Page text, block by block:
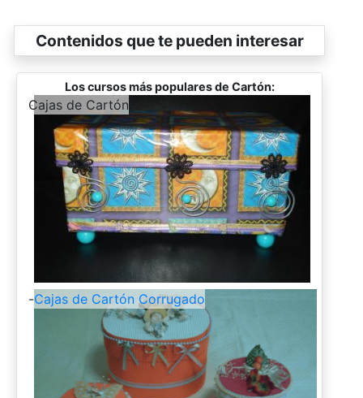
Contenidos que te pueden interesar
Los cursos más populares de Cartón:
-
Cajas de Cartón
-Cajas de Cartón Corrugado